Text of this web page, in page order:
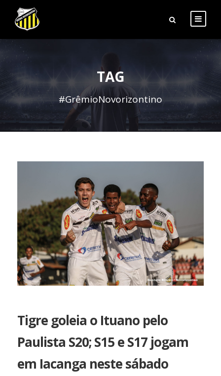
TAG
#GrêmioNovorizontino
Tigre goleia o Ituano pelo
Paulista S20; S15 e S17 jogam
em Iacanga neste sábado